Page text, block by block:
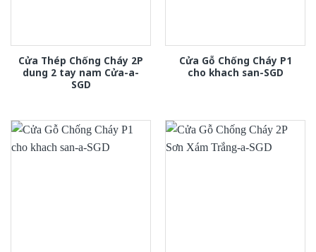
Cửa Thép Chống Cháy 2P
dung 2 tay nam Cửa-a-
SGD
Cửa Gỗ Chống Cháy P1
cho khach san-SGD